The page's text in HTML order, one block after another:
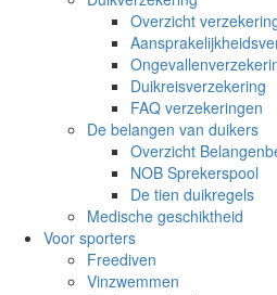
Overzicht
Duikreisverzekering
FAQ verzekeringen
De belangen van duikers
Overzicht
NOB Sprekerspool
De tien duikregels
Medische geschiktheid
Voor sporters
Freediven
Vinzwemmen